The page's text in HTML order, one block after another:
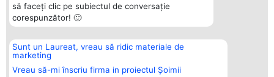
să faceți clic pe subiectul de conversație
corespunzător! 🙂
Sunt un Laureat, vreau să ridic materiale de
marketing
Vreau să-mi înscriu firma in proiectul Șoimii
Organizator Ranking
BRIGHT SOLUTIONS BR SRL
Aleea Timisul De Sus 2 Bl. A30
Sc. A Et. 4 Ap. 13 Cod 061952
Plebiscyt
Lista Tuturor
Laureaților
Contact